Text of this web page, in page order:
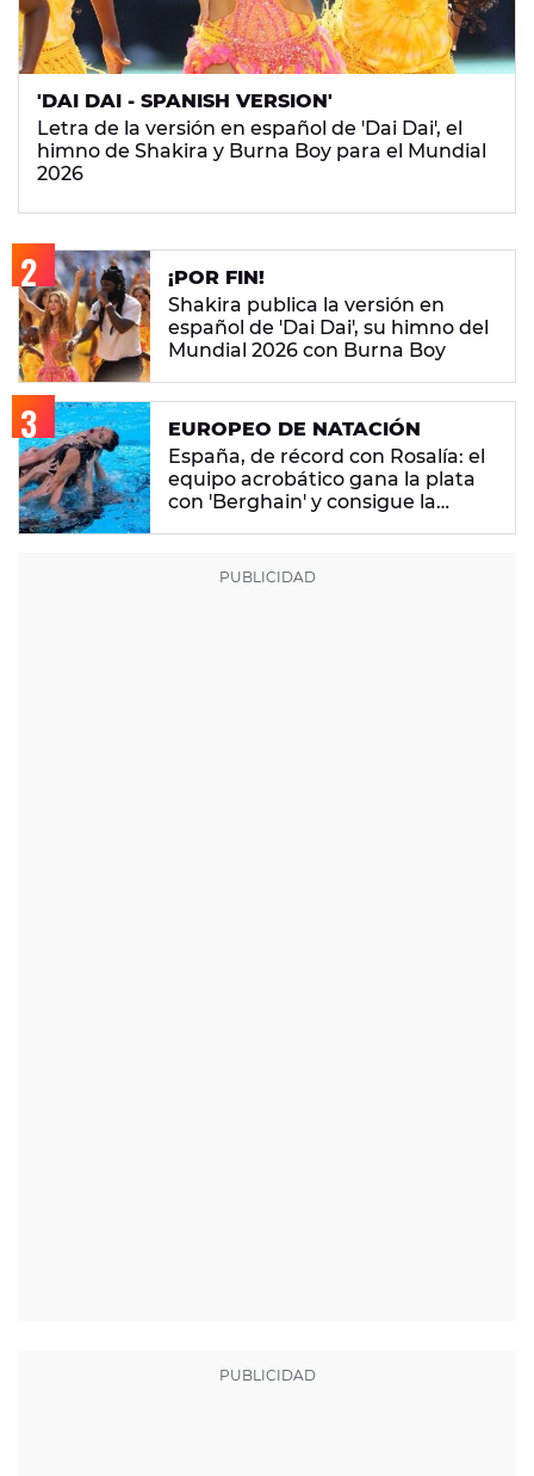
'DAI DAI - SPANISH VERSION'
Letra de la versión en español de 'Dai Dai', el
himno de Shakira y Burna Boy para el Mundial
2026
¡POR FIN!
Shakira publica la versión en
español de 'Dai Dai', su himno del
Mundial 2026 con Burna Boy
EUROPEO DE NATACIÓN
España, de récord con Rosalía: el
equipo acrobático gana la plata
con 'Berghain' y consigue la